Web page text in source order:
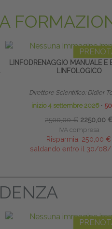
LINFODRENAGGIO MANUALE E
LINFOLOGICO
Direttore Scientifico: Didier
inizio 4 settembre 2026 ∙
2500,00 € 2250,00
IVA compresa
Risparmia: 250,00 €
saldando entro il 30/08/